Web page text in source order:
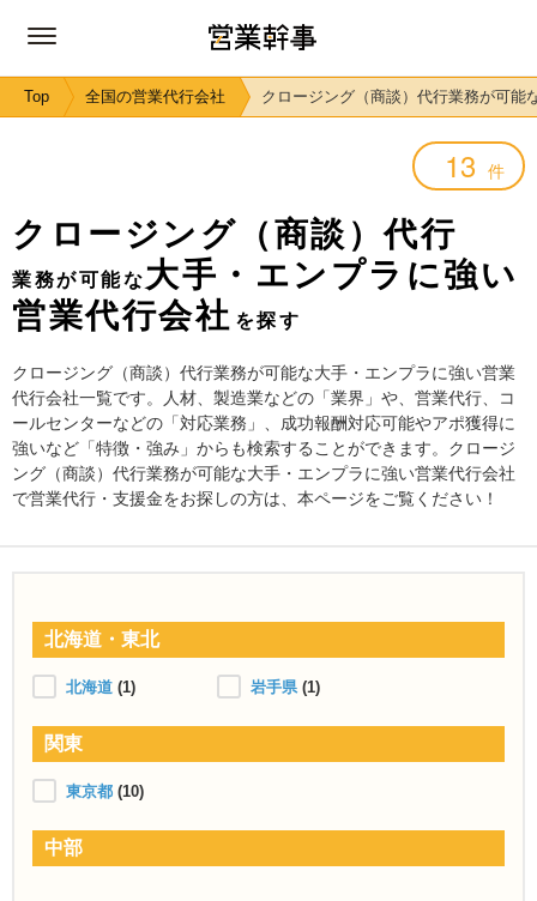
Top 全国の営業代行会社 クロージング（商談）代行業務が可能
13 件
クロージング（商談）代行
業務が可能な 大手・エンプラに強い
営業代行会社 を探す
クロージング（商談）代行業務が可能な大手・エンプラに強い営業
代行会社一覧です。人材、製造業などの「業界」や、営業代行、コ
ールセンターなどの「対応業務」、成功報酬対応可能やアポ獲得に
強いなど「特徴・強み」からも検索することができます。クロージ
ング（商談）代行業務が可能な大手・エンプラに強い営業代行会社
で営業代行・支援金をお探しの方は、本ページをご覧ください！
北海道・東北
北海道 (1) 岩手県 (1)
関東
東京都 (10)
中部